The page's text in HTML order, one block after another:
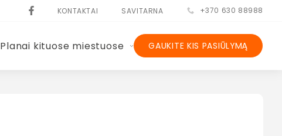
KONTAKTAI SAVITARNA +370 630 88988
Planai kituose miestuose GAUKITE KIS PASIŪLYMĄ